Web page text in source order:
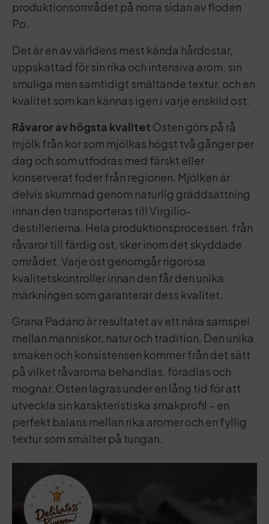
produktionsområdet på norra sidan av floden
Po.
Det är en av världens mest kända hårdostar,
uppskattad för sin rika och intensiva arom, sin
smuliga men samtidigt smältande textur, och en
kvalitet som kan kännas igen i varje enskild ost.
Råvaror av högsta kvalitet Osten görs på rå
mjölk från kor som mjölkas högst två gånger per
dag och som utfodras med färskt eller
konserverat foder från regionen. Mjölken är
delvis skummad genom naturlig gräddsättning
innan den transporteras till Virgilio-
destillerierna. Hela produktionsprocessen, från
råvaror till färdig ost, sker inom det skyddade
området. Varje ost genomgår rigorösa
kvalitetskontroller innan den får den unika
märkningen som garanterar dess kvalitet.
Grana Padano är resultatet av ett nära samspel
mellan människor, natur och tradition. Den unika
smaken och konsistensen kommer från det sätt
på vilket råvarorna behandlas, förädlas och
mognar. Osten lagras under en lång tid för att
utveckla sin karakteristiska smakprofil – en
perfekt balans mellan rika aromer och en fyllig
textur som smälter på tungan.